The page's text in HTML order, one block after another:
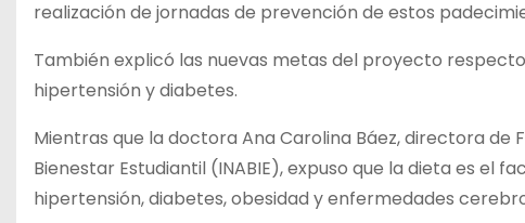
realización de jornadas de prevención de estos
También explicó las nuevas metas del proyecto
hipertensión y diabetes.
Mientras que la doctora Ana Carolina Báez, directora de
Bienestar Estudiantil (INABIE), expuso que la dieta es
hipertensión, diabetes, obesidad y enfermedades